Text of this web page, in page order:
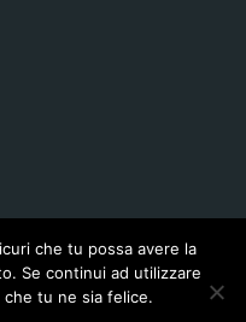
che tu possa avere la
Se continui ad utilizzare
tu ne sia felice.